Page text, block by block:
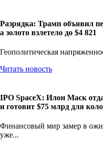
Разрядка: Трамп объявил
а золото взлетело до $4 821
Геополитическая
Читать новость
IPO SpaceX: Илон Маск
и готовит $75 млрд для
Финансовый мир замер в
уже...